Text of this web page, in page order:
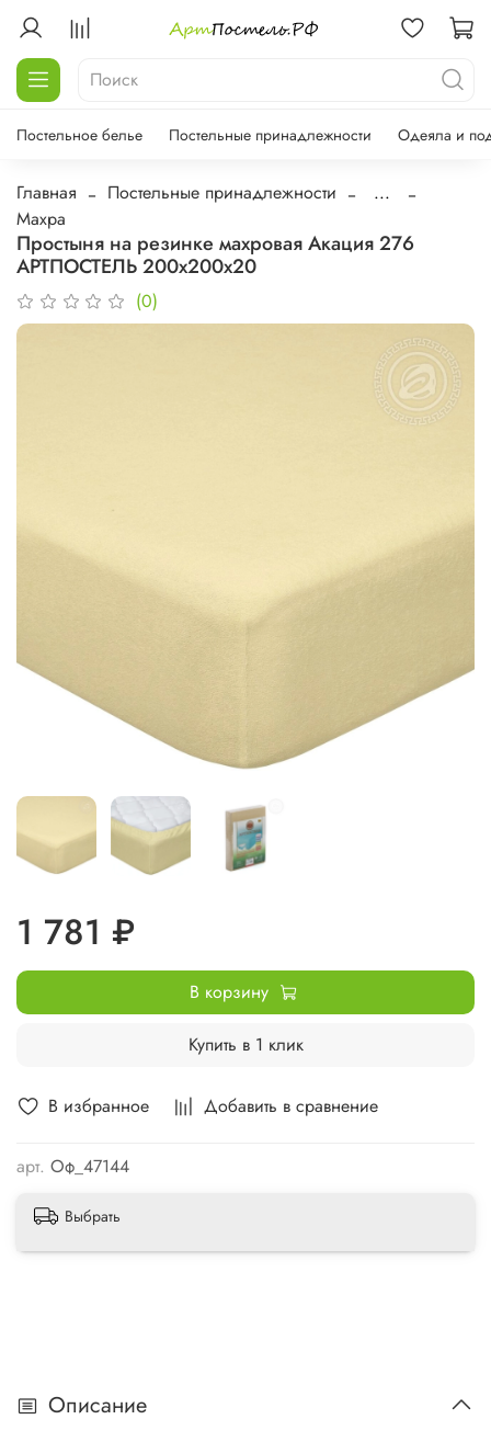
Постельное белье Постельные принадлежности Одеяла и
Главная Постельные принадлежности
...
Махра
Простыня на резинке махровая Акация 276
АРТПОСТЕЛЬ 200х200х20
(0)
В избранное Добавить в сравнение
арт. Оф_47144
1 781 ₽
В корзину
Купить в 1 клик
Выбрать
Описание